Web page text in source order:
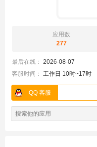
应用数
277
最后在线： 2026-08-07
客服时间： 工作日 10时~17时
QQ 客服